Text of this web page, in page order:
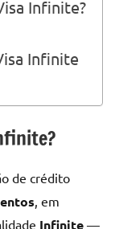
Infinite?
Infinite
de crédito
, em
Infinite —